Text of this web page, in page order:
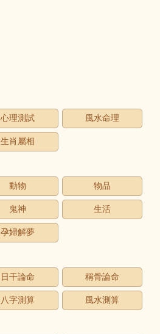
心理測試 風水命理
生肖屬相
動物 物品
鬼神 生活
孕婦解夢
日干論命 稱骨論命
八字測算 風水測算